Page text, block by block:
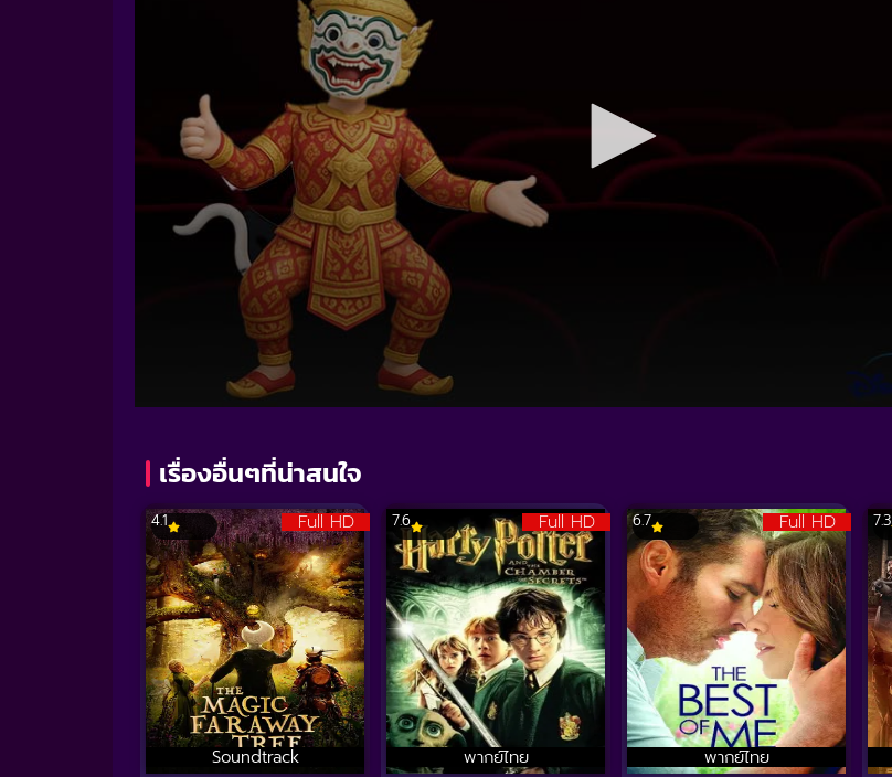
เรื่องอื่นๆที่น่าสนใจ
Full HD
Soundtrack
4.1 Full HD
พากย์ไทย
7.6 Full HD
พากย์ไทย
6.7 7.3